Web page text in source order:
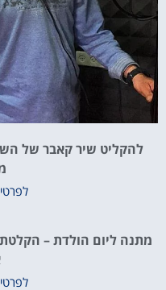
להקליט שיר קאבר של
מתנה ליום הולדת –